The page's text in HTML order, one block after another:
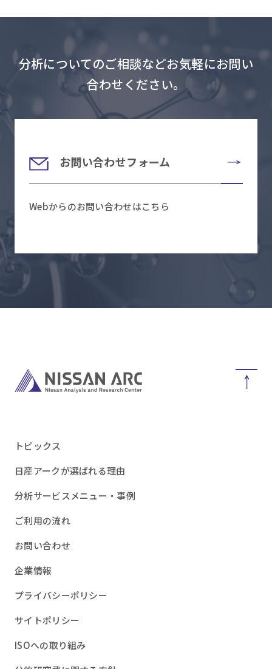
分析についてのご相談などお気軽にお問い
合わせください。
お問い合わせフォーム
Webからのお問い合わせはこちら
トピックス
日産アークが選ばれる理由
分析サービスメニュー・事例
ご利用の流れ
お問い合わせ
企業情報
プライバシーポリシー
サイトポリシー
ISOへの取り組み